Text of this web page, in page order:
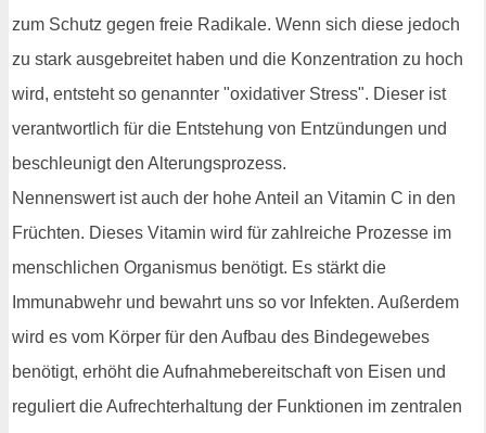
zum Schutz gegen freie Radikale. Wenn sich diese jedoch
zu stark ausgebreitet haben und die Konzentration zu hoch
wird, entsteht so genannter "oxidativer Stress". Dieser ist
verantwortlich für die Entstehung von Entzündungen und
beschleunigt den Alterungsprozess.
Nennenswert ist auch der hohe Anteil an Vitamin C in den
Früchten. Dieses Vitamin wird für zahlreiche Prozesse im
menschlichen Organismus benötigt. Es stärkt die
Immunabwehr und bewahrt uns so vor Infekten. Außerdem
wird es vom Körper für den Aufbau des Bindegewebes
benötigt, erhöht die Aufnahmebereitschaft von Eisen und
reguliert die Aufrechterhaltung der Funktionen im zentralen